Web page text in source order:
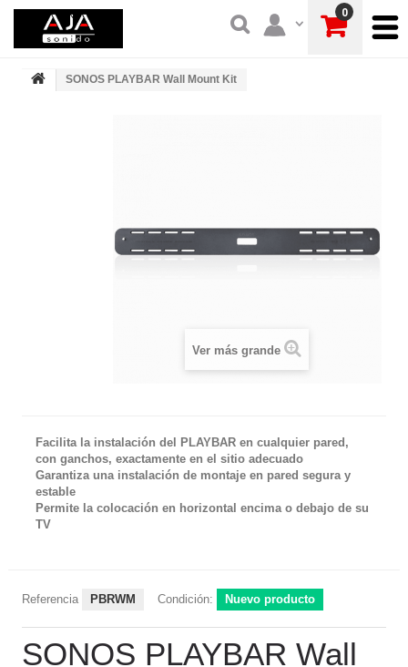
0
SONOS PLAYBAR Wall Mount Kit
Ver más grande
Facilita la instalación del PLAYBAR en cualquier pared,
con ganchos, exactamente en el sitio adecuado
Garantiza una instalación de montaje en pared segura y
estable
Permite la colocación en horizontal encima o debajo de su
TV
Referencia PBRWM Condición: Nuevo producto
SONOS PLAYBAR Wall